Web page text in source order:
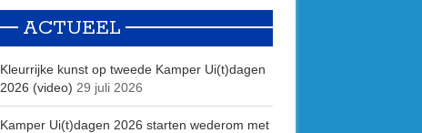
ACTUEEL
Kleurrijke kunst op tweede Kamper Ui(t)dagen
2026 (video) 29 juli 2026
Kamper Ui(t)dagen 2026 starten wederom met